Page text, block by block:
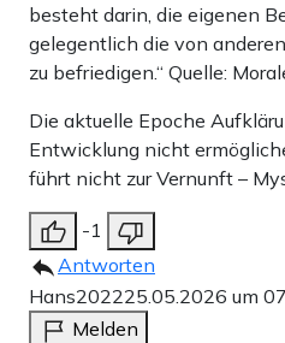
besteht darin, die eigenen
gelegentlich die von
zu befriedigen.“ Quelle:
Die aktuelle Epoche
Entwicklung nicht
führt nicht zur Vernunft –
-1
Antworten
Hans202225.05.2026 um
Melden